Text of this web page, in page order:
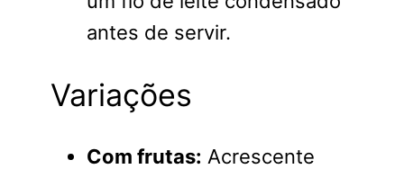
antes de servir.
Variações
Com frutas: Acrescente